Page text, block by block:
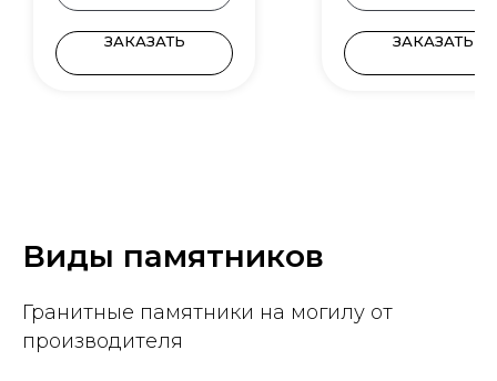
ЗАКАЗАТЬ ЗАКАЗАТЬ
Виды памятников
Гранитные памятники на могилу от
производителя